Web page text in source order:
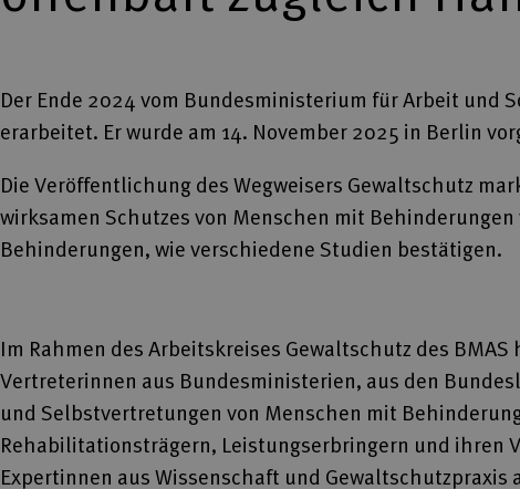
Der Ende 2024 vom Bundesministerium für Arbeit und
erarbeitet. Er wurde am 14. November 2025 in Berlin
Die Veröffentlichung des Wegweisers Gewaltschutz
wirksamen Schutzes von Menschen mit
Behinderungen, wie verschiedene Studien bestätigen.
Im Rahmen des Arbeitskreises Gewaltschutz des BMAS
Vertreterinnen aus Bundesministerien, aus den
und Selbstvertretungen von Menschen mit
Rehabilitationsträgern, Leistungserbringern und ihren
Expertinnen aus Wissenschaft und Gewaltschutzpraxis